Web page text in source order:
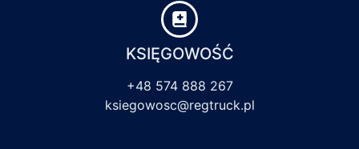
KSIĘGOWOŚĆ
+48 574 888 267
ksiegowosc@regtruck.pl